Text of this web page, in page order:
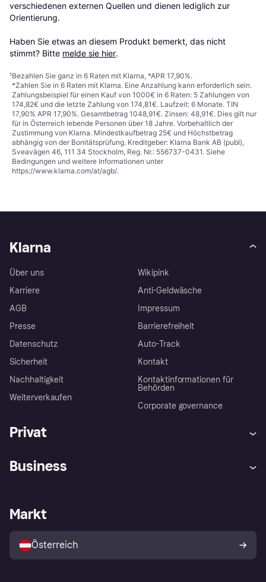
verschiedenen externen Quellen und dienen lediglich zur
Orientierung.
Haben Sie etwas an diesem Produkt bemerkt, das nicht
stimmt? Bitte melde sie hier.
¹Bezahlen Sie ganz in 6 Raten mit Klarna, *APR 17,90%.
*Zahlen Sie in 6 Raten mit Klarna. Eine Anzahlung kann erforderlich sein.
Zahlungsbeispiel für einen Kauf von 1000€ in 6 Raten: 5 Zahlungen von
174,82€ und die letzte Zahlung von 174,81€. Laufzeit: 6 Monate. TIN
17,90% APR 17,90%. Gesamtbetrag 1048,91€. Zinsen: 48,91€. Dies gilt nur
für in Österreich lebende Personen über 18 Jahre. Vorbehaltlich der
Zustimmung von Klarna. Mindestkaufbetrag 25€ und Höchstbetrag
abhängig von der Bonitätsprüfung. Kreditgeber: Klarna Bank AB (publ),
Sveavägen 46, 111 34 Stockholm, Reg. Nr.: 556737-0431. Siehe
Bedingungen und weitere Informationen unter
https://www.klarna.com/at/agb/.
Klarna
Über uns
Karriere
AGB
Presse
Datenschutz
Sicherheit
Nachhaltigkeit
Weiterverkaufen
Wikipink
Anti-Geldwäsche
Impressum
Barrierefreiheit
Auto-Track
Kontakt
Kontaktinformationen für
Behörden
Corporate governance
Privat
Shops entdecken
Business
Händlerportal
Markt
Österreich